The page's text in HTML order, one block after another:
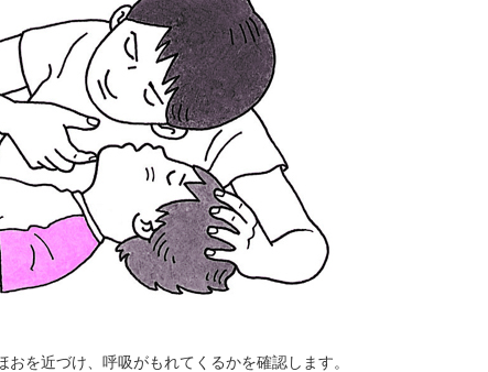
を近づけ、呼吸がもれてくるかを確認します。